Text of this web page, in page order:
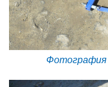
Фотография